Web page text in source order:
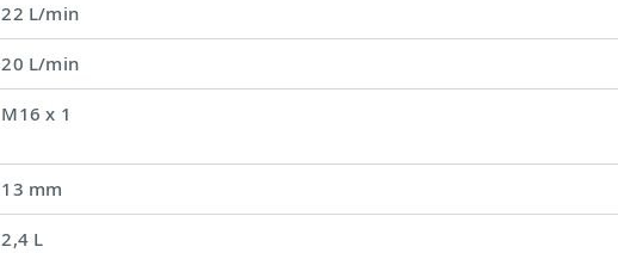
22 L/min
20 L/min
M16 x 1
13 mm
2,4 L